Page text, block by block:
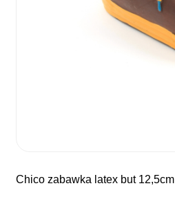
chico zabawka latex but 12,5cm